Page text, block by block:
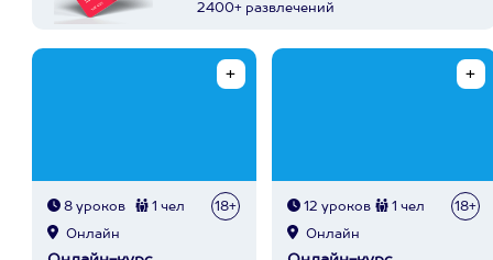
2400+ развлечений
8 уроков 1 чел 18+
Онлайн
12 уроков 1 чел 18+
Онлайн